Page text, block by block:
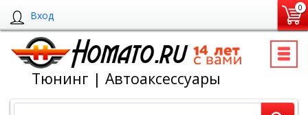
Вход
0
Тюнинг | Автоаксессуары